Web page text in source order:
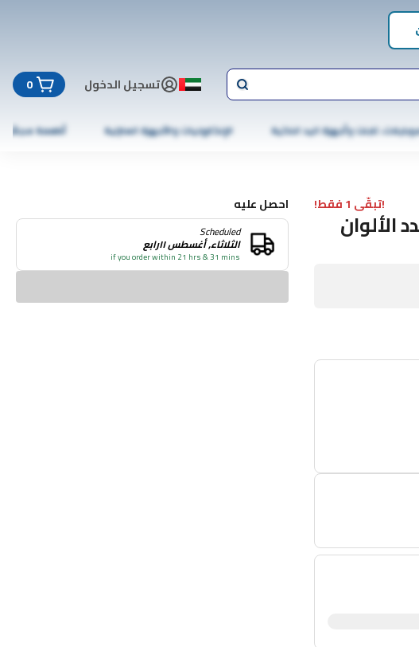
تسجيل الدخول 0
تابلت وأجهزة اليد الذكية الإلكترونيات والأجهزة المنزلية أطعمة مجمّدة
!تبقّى 1 فقط! احصل عليه
Scheduled
الثلاثاء, أغسطس ١١رابع
if you order within 21 hrs & 31 mins